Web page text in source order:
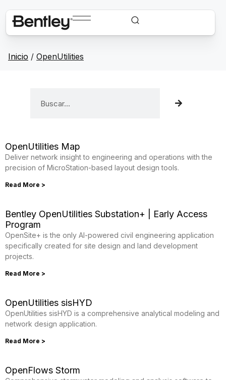
Inicio / OpenUtilities
OpenUtilities Map
Deliver network insight to engineering and operations with the
precision of MicroStation-based layout design tools.
Read More >
Bentley OpenUtilities Substation+ | Early Access
Program
OpenSite+ is the only AI-powered civil engineering application
specifically created for site design and land development
projects.
Read More >
OpenUtilities sisHYD
OpenUtilities sisHYD is a comprehensive analytical modeling and
network design application.
Read More >
OpenFlows Storm